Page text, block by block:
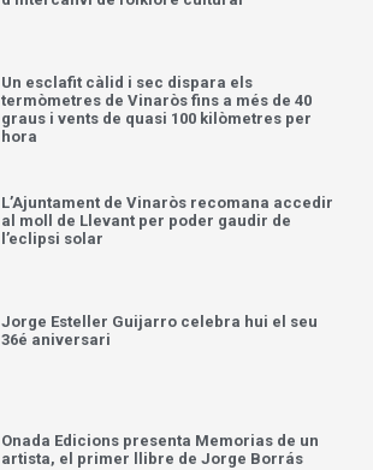
Un esclafit càlid i sec dispara els
termòmetres de Vinaròs fins a més de 40
graus i vents de quasi 100 kilòmetres per
hora
L’Ajuntament de Vinaròs recomana accedir
al moll de Llevant per poder gaudir de
l’eclipsi solar
Jorge Esteller Guijarro celebra hui el seu
36é aniversari
Onada Edicions presenta Memorias de un
artista, el primer llibre de Jorge Borrás